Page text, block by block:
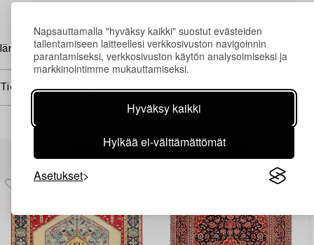
Napsauttamalla "hyväksy kaikki" suostut evästeiden
tallentamiseen laitteellesi verkkosivuston navigoinnin
parantamiseksi, verkkosivuston käytön analysoimiseksi ja
markkinointimme mukauttamiseksi.
Hyväksy kaikki
Hylkää ei-välttämättömät
Asetukset
Iänmukaista kulumaa. Hapsuvaurioita. Likaa. Vaurioita.
Tietoa ostamisesta
Muiden katsomia kohteita